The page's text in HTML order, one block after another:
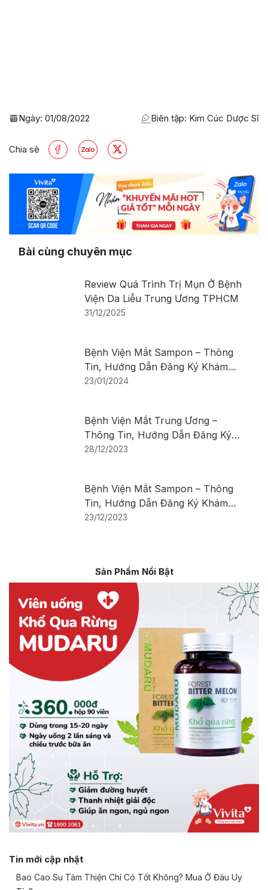
Ngày: 01/08/2022 Biên tập: Kim Cúc Dược Sĩ
Chia sẻ
Bài cùng chuyên mục
Review Quá Trình Trị Mụn Ở Bệnh
Viện Da Liễu Trung Ương TPHCM
31/12/2025
Bệnh Viện Mắt Sampon – Thông
Tin, Hướng Dẫn Đăng Ký Khám
Bệnh
23/01/2024
Bệnh Viện Mắt Trung Ương –
Thông Tin, Hướng Dẫn Đăng Ký
Khám Bệnh
28/12/2023
Bệnh Viện Mắt Sampon – Thông
Tin, Hướng Dẫn Đăng Ký Khám
Bệnh
23/12/2023
Sản Phẩm Nổi Bật
Tin mới cập nhật
Bao Cao Su Tâm Thiện Chí Có Tốt Không? Mua Ở Đâu Uy